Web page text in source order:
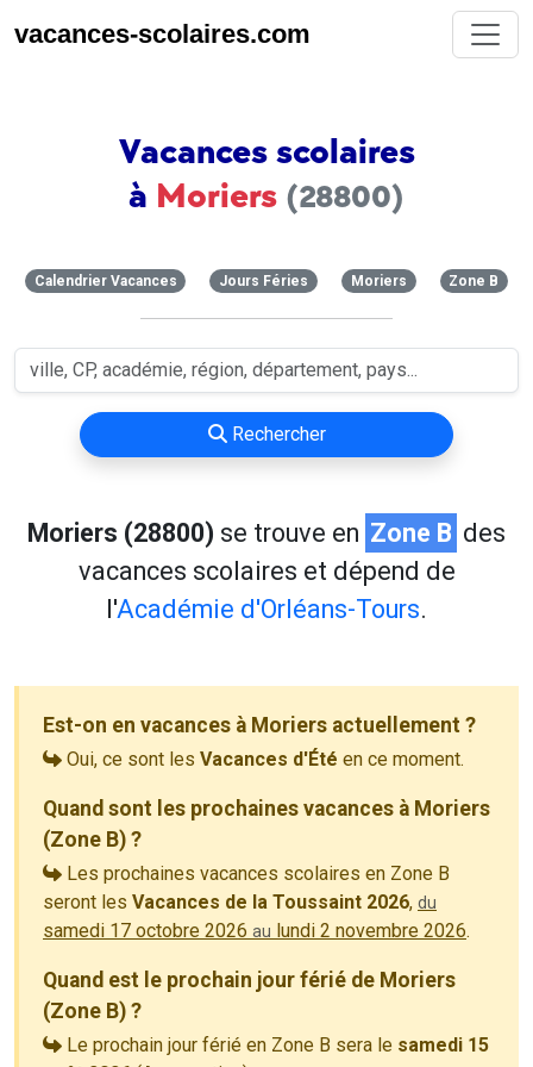
vacances-scolaires.com
Vacances scolaires
à Moriers (28800)
Calendrier Vacances Jours Féries Moriers Zone B
Rechercher
Moriers (28800) se trouve en Zone B des
vacances scolaires et dépend de
l'Académie d'Orléans-Tours.
Est-on en vacances à Moriers actuellement ?
Oui, ce sont les Vacances d'Été en ce moment.
Quand sont les prochaines vacances à Moriers
(Zone B) ?
Les prochaines vacances scolaires en Zone B
seront les Vacances de la Toussaint 2026, du
samedi 17 octobre 2026 au lundi 2 novembre 2026.
Quand est le prochain jour férié de Moriers
(Zone B) ?
Le prochain jour férié en Zone B sera le samedi 15